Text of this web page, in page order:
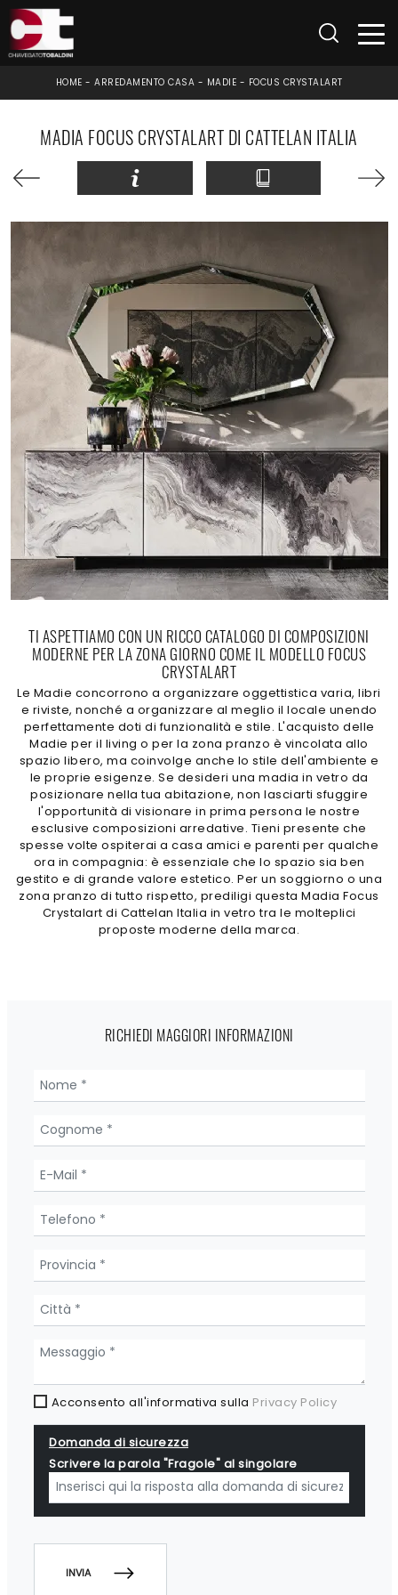
HOME - ARREDAMENTO CASA - MADIE - FOCUS CRYSTALART
MADIA FOCUS CRYSTALART DI CATTELAN ITALIA
TI ASPETTIAMO CON UN RICCO CATALOGO DI COMPOSIZIONI
MODERNE PER LA ZONA GIORNO COME IL MODELLO FOCUS
CRYSTALART
Le Madie concorrono a organizzare oggettistica varia, libri
e riviste, nonché a organizzare al meglio il locale unendo
perfettamente doti di funzionalità e stile. L'acquisto delle
Madie per il living o per la zona pranzo è vincolata allo
spazio libero, ma coinvolge anche lo stile dell'ambiente e
le proprie esigenze. Se desideri una madia in vetro da
posizionare nella tua abitazione, non lasciarti sfuggire
l'opportunità di visionare in prima persona le nostre
esclusive composizioni arredative. Tieni presente che
spesse volte ospiterai a casa amici e parenti per qualche
ora in compagnia: è essenziale che lo spazio sia ben
gestito e di grande valore estetico. Per un soggiorno o una
zona pranzo di tutto rispetto, prediligi questa Madia Focus
Crystalart di Cattelan Italia in vetro tra le molteplici
proposte moderne della marca.
RICHIEDI MAGGIORI INFORMAZIONI
Acconsento all'informativa sulla Privacy Policy
Domanda di sicurezza
Scrivere la parola "Fragole" al singolare
INVIA